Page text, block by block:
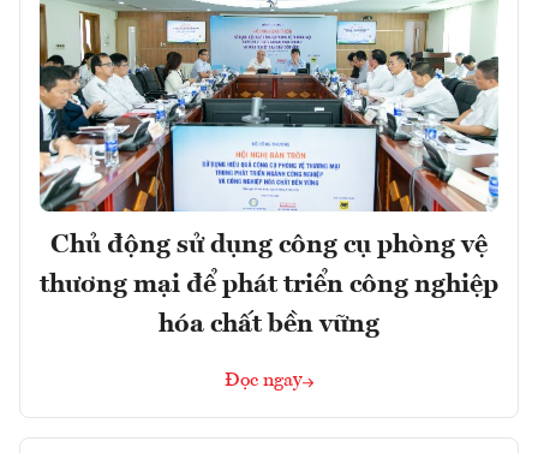
Chủ động sử dụng công cụ phòng vệ
thương mại để phát triển công nghiệp
hóa chất bền vững
Đọc ngay